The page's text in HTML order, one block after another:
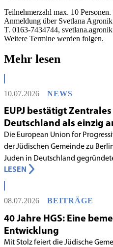
Teilnehmerzahl max. 10
Anmeldung über Svetlana
T. 0163-7434744,
Weitere Termine werden folgen.
Mehr lesen
10.07.2026 NEWS
EUPJ bestätigt
Deutschland als einzig
liberales
Die European Union for
der Jüdischen Gemeinde zu
Juden in Deutschland
Deutschland mit Wirkung zum 1.
Rabbinatsgericht aufgenommen.
LESEN
08.07.2026 BEITRÄGE
40 Jahre HGS: Eine
Entwicklung
Mit Stolz feiert die Jüdische